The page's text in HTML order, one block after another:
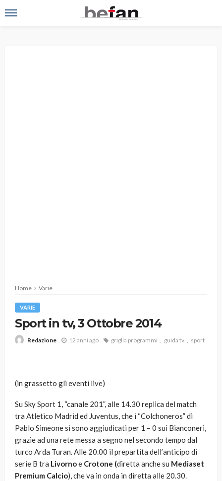
Home Varie
VARIE
Sport in tv, 3 Ottobre 2014
Redazione 12 anni ago griglia programmi guida tv sport
(in grassetto gli eventi live)
Su Sky Sport 1, “canale 201”, alle 14.30 replica del match
tra Atletico Madrid ed Juventus, che i “Colchoneros” di
Pablo Simeone si sono aggiudicati per 1 – 0 sui Bianconeri,
grazie ad una rete messa a segno nel secondo tempo dal
turco Arda Turan. Alle 20.00 il prepartita dell’anticipo di
serie B tra Livornoe Crotone (diretta anche su Mediaset
Premium Calcio), che va in onda in diretta alle 20.30.